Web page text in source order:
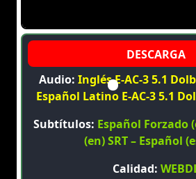
Audio: Inglés E-AC-3 5.1
Español Latino E-AC-3 5.1
Subtítulos: Español Forzado
(en) SRT – Español
Calidad: